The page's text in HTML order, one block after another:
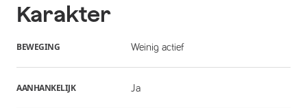
Karakter
BEWEGING Weinig actief
AANHANKELIJK Ja